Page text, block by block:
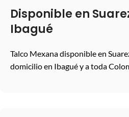
Disponible en
Ibagué
Talco Mexana disponible en
domicilio en Ibagué y a toda